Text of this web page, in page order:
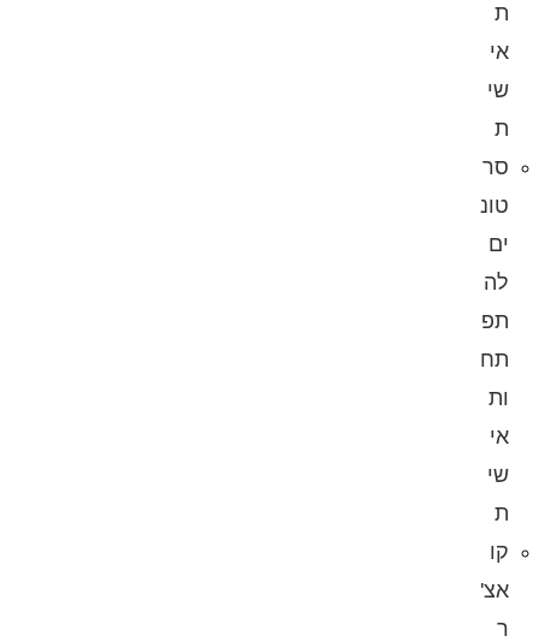
ת
אי
שי
ת
סר
טונ
ים
לה
תפ
תח
ות
אי
שי
ת
קו
אצ'
ר